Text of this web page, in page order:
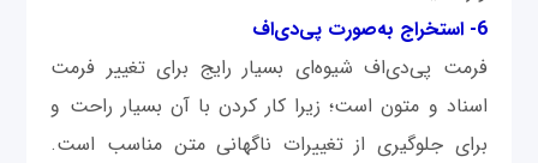
6- استخراج به‌صورت پی‌دی‌اف
فرمت پی‌دی‌اف شیوه‌ای بسیار رایج برای تغییر فرمت
اسناد و متون است؛ زیرا کار کردن با آن بسیار راحت و
برای جلوگیری از تغییرات ناگهانی متن مناسب است.